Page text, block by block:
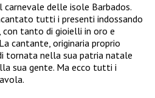
delle isole Barbados.
tutti i presenti indossando
tanto di gioielli in oro e
cantante, originaria proprio
tornata nella sua patria natale
sua gente. Ma ecco tutti i